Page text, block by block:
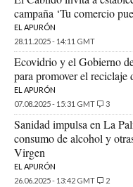
campaña ‘Tu comercio
EL APURÓN
28.11.2025 - 14:11 GMT
Ecovidrio y el Gobierno
para promover el reciclaje
EL APURÓN
07.08.2025 - 15:31 GMT
3
Sanidad impulsa en La
consumo de alcohol y
Virgen
EL APURÓN
26.06.2025 - 13:42 GMT
2